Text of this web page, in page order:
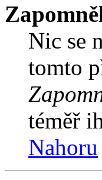
Nic se
tomto
téměř
Nahoru